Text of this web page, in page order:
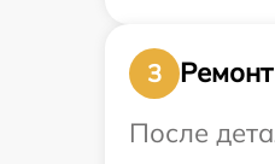
3
После